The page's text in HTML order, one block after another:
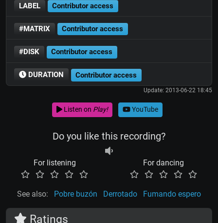
LABEL Contributor access
#MATRIX Contributor access
#DISK Contributor access
DURATION Contributor access
Update: 2013-06-22 18:45
Listen on Play! YouTube
Do you like this recording?
For listening For dancing
See also: Pobre buzón Derrotado Fumando espero
Ratings